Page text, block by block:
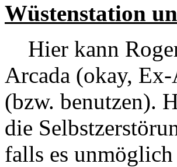
Wüstenstation
Hier kann
Arcada (okay,
(bzw. benutzen).
die
falls es unmöglich